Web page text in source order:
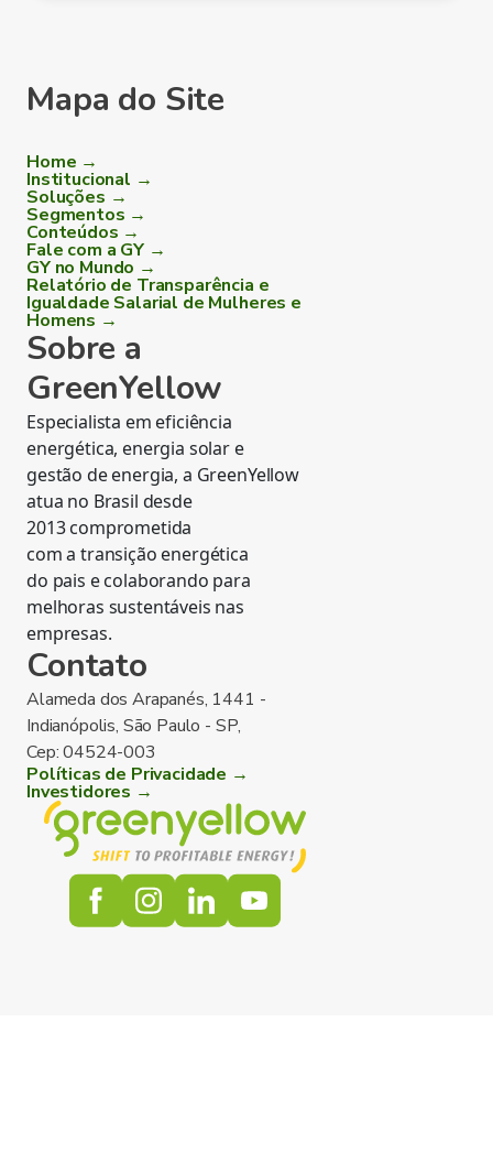
Mapa do Site
Home →
Institucional →
Soluções →
Segmentos →
Conteúdos →
Fale com a GY →
GY no Mundo →
Relatório de Transparência e
Igualdade Salarial de Mulheres e
Homens →
Sobre a
GreenYellow
Especialista em eficiência
energética, energia solar e
gestão de energia, a GreenYellow
atua no Brasil desde
2013 comprometida
com a transição energética
do pais e colaborando para
melhoras sustentáveis nas
empresas.
Contato
Alameda dos Arapanés, 1441 -
Indianópolis, São Paulo - SP,
Cep: 04524-003
Políticas de Privacidade →
Investidores →